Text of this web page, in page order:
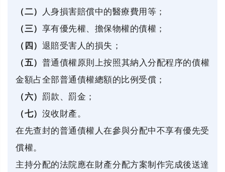
（二）
人身損害賠償中的醫療費用等；
（三） 享有優先權、擔保物權的債權；
（四） 退賠受害人的損失；
（五） 普通債權原則上按照其納入分配程序的債權
金額占全部普通債權總額的比例受償；
（六） 罰款、罰金；
（七） 沒收財產。
在先查封的普通債權人在參與分配中不享有優先受
償權。
主持分配的法院應在財產分配方案制作完成後送達